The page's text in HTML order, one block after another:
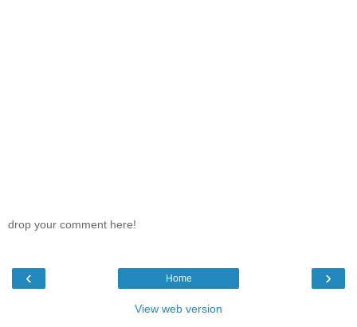
drop your comment here!
‹ ›
Home
View web version